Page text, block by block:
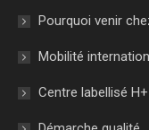
Pourquoi venir
Mobilité
Centre labellisé H+